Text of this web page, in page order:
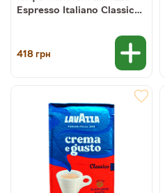
Espresso Italiano Classico
418грн